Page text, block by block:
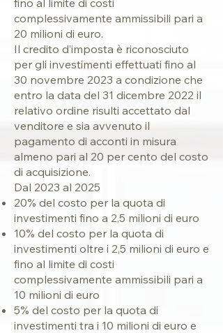
fino al limite di costi
complessivamente ammissibili pari a
20 milioni di euro.
Il credito d’imposta è riconosciuto
per gli investimenti effettuati fino al
30 novembre 2023 a condizione che
entro la data del 31 dicembre 2022 il
relativo ordine risulti accettato dal
venditore e sia avvenuto il
pagamento di acconti in misura
almeno pari al 20 per cento del costo
di acquisizione.
Dal 2023 al 2025
20% del costo per la quota di
investimenti fino a 2,5 milioni di euro
10% del costo per la quota di
investimenti oltre i 2,5 milioni di euro e
fino al limite di costi
complessivamente ammissibili pari a
10 milioni di euro
5% del costo per la quota di
investimenti tra i 10 milioni di euro e